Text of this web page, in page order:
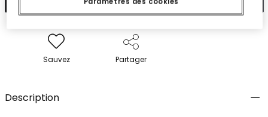
Sauvez Partager
Description